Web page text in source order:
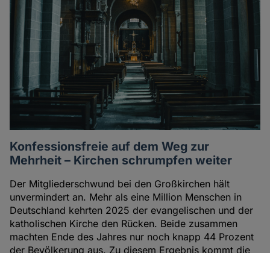
Konfessionsfreie auf dem Weg zur
Mehrheit – Kirchen schrumpfen weiter
Der Mitgliederschwund bei den Großkirchen hält
unvermindert an. Mehr als eine Million Menschen in
Deutschland kehrten 2025 der evangelischen und der
katholischen Kirche den Rücken. Beide zusammen
machten Ende des Jahres nur noch knapp 44 Prozent
der Bevölkerung aus. Zu diesem Ergebnis kommt die